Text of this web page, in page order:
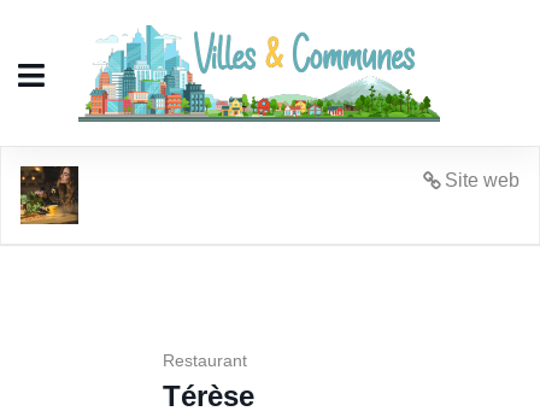
Site web
Restaurant
Térèse